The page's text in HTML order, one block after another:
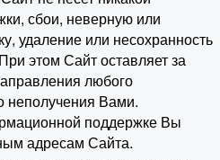
сбои, неверную или
удаление или несохранность
этом Сайт оставляет за
любого
неполучения Вами.
поддержке Вы
адресам Сайта.